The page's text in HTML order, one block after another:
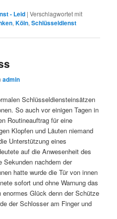
- Leid |Verschlagwortet mit
,Köln,Schlüsseldienst
admin
Schlüsseldiensteinsätzen
So auch vor einigen Tagen in
Routineauftrag für eine
Klopfen und Läuten niemand
Unterstützung eines
auf die Anwesenheit des
Sekunden nachdem der
hatte wurde die Tür von innen
sofort und ohne Warnung das
enormes Glück denn der Schütze
der Schlosser am Finger und